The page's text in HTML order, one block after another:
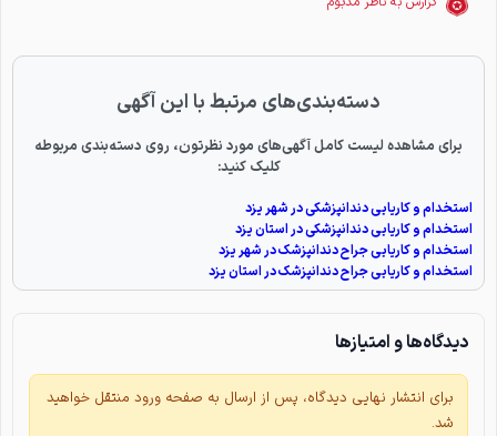
دسته‌بندی‌های مرتبط با این آگهی
برای مشاهده لیست کامل آگهی‌های مورد نظرتون، روی دسته‌بندی مربوطه
کلیک کنید:
استخدام و کاریابی دندانپزشکی در شهر یزد
استخدام و کاریابی دندانپزشکی در استان یزد
استخدام و کاریابی جراح دندانپزشک در شهر یزد
استخدام و کاریابی جراح دندانپزشک در استان یزد
دیدگاه‌ها و امتیازها
برای انتشار نهایی دیدگاه، پس از ارسال به صفحه ورود منتقل خواهید
شد.